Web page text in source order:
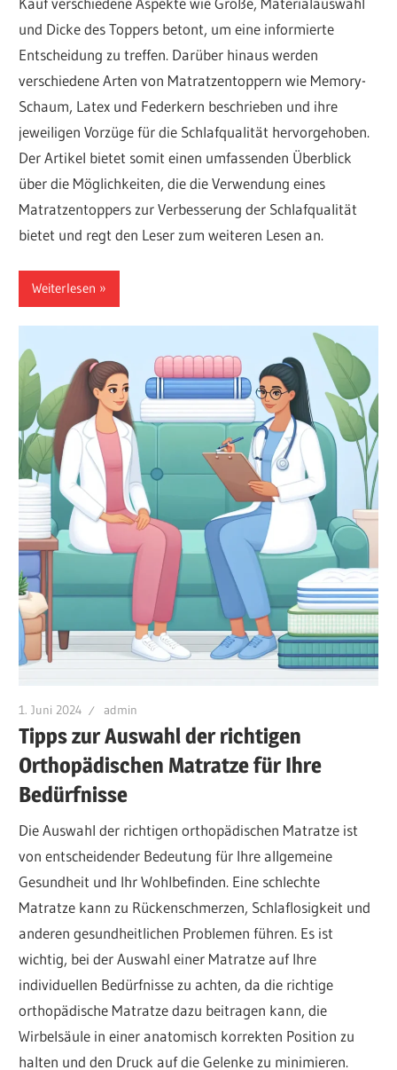
und Dicke des Toppers betont, um eine informierte
Entscheidung zu treffen. Darüber hinaus werden
verschiedene Arten von Matratzentoppern wie Memory-
Schaum, Latex und Federkern beschrieben und ihre
jeweiligen Vorzüge für die Schlafqualität hervorgehoben.
Der Artikel bietet somit einen umfassenden Überblick
über die Möglichkeiten, die die Verwendung eines
Matratzentoppers zur Verbesserung der Schlafqualität
bietet und regt den Leser zum weiteren Lesen an.
Weiterlesen
1. Juni 2024 admin
Tipps zur Auswahl der richtigen
Orthopädischen Matratze für Ihre
Bedürfnisse
Die Auswahl der richtigen orthopädischen Matratze ist
von entscheidender Bedeutung für Ihre allgemeine
Gesundheit und Ihr Wohlbefinden. Eine schlechte
Matratze kann zu Rückenschmerzen, Schlaflosigkeit und
anderen gesundheitlichen Problemen führen. Es ist
wichtig, bei der Auswahl einer Matratze auf Ihre
individuellen Bedürfnisse zu achten, da die richtige
orthopädische Matratze dazu beitragen kann, die
Wirbelsäule in einer anatomisch korrekten Position zu
halten und den Druck auf die Gelenke zu minimieren.